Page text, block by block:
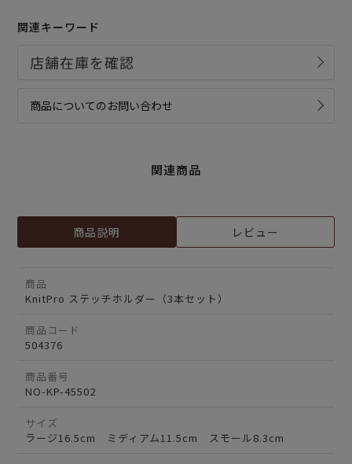
関連キーワード
商品についてのお問い合わせ
関連商品
商品説明 レビュー
商品
KnitPro ステッチホルダー（3本セット）
商品コード
504376
商品番号
NO-KP-45502
サイズ
ラージ16.5cm ミディアム11.5cm スモール8.3cm